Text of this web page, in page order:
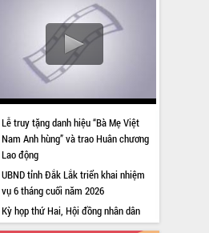
Lễ truy tặng danh hiệu “Bà Mẹ Việt
Nam Anh hùng” và trao Huân chương
Lao động
UBND tỉnh Đắk Lắk triển khai nhiệm
vụ 6 tháng cuối năm 2026
Kỳ họp thứ Hai, Hội đồng nhân dân
tỉnh khóa XI quyết nghị nhiều nội dung